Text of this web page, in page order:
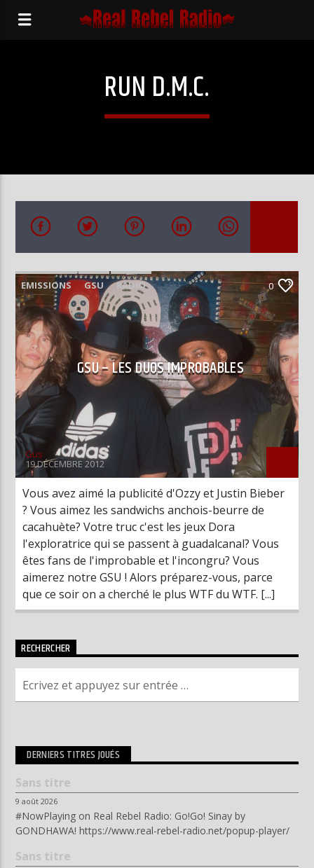
RUN D.M.C.
EMISSIONS GSU RADIO 0
GSU – LES DUOS IMPROBABLES
Gus
19 DÉCEMBRE 2012
Vous avez aimé la publicité d'Ozzy et Justin Bieber
? Vous aimez les sandwichs anchois-beurre de
cacahuète? Votre truc c'est les jeux Dora
l'exploratrice qui se passent à guadalcanal? Vous
êtes fans de l'improbable et l'incongru? Vous
aimerez notre GSU ! Alors préparez-vous, parce
que ce soir on a cherché le plus WTF du WTF. [...]
RECHERCHER
DERNIERS TITRES JOUÉS
Sans titre
9 août 2026
#NowPlaying on Real Rebel Radio: Go!Go! Sinay by
GONDHAWA! https://www.real-rebel-radio.net/popup-player/
Sans titre